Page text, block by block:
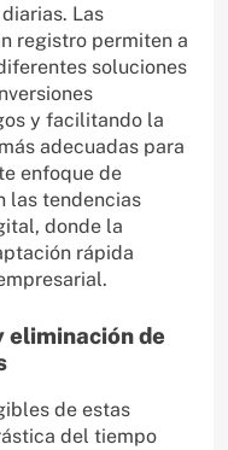
Las
registro permiten a
soluciones
y facilitando la
adecuadas para
enfoque de
las tendencias
donde la
rápida
eliminación de
de estas
del tiempo